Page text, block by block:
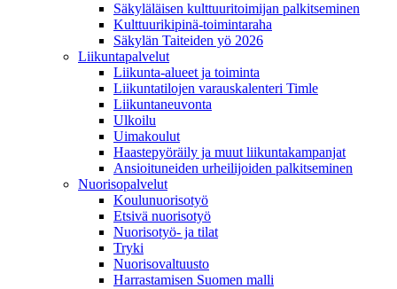
Säkyläläisen kulttuuritoimijan palkitseminen
Kulttuurikipinä-toimintaraha
Säkylän Taiteiden yö 2026
Liikuntapalvelut
Liikunta-alueet ja toiminta
Liikuntatilojen varauskalenteri Timle
Liikuntaneuvonta
Ulkoilu
Uimakoulut
Haastepyöräily ja muut liikuntakampanjat
Ansioituneiden urheilijoiden palkitseminen
Nuorisopalvelut
Koulunuorisotyö
Etsivä nuorisotyö
Nuorisotyö- ja tilat
Tryki
Nuorisovaltuusto
Harrastamisen Suomen malli